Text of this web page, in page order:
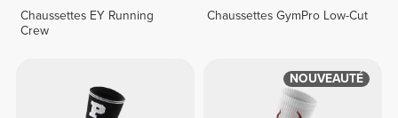
Chaussettes EY Running
Crew
Chaussettes GymPro Low-Cut
NOUVEAUTÉ